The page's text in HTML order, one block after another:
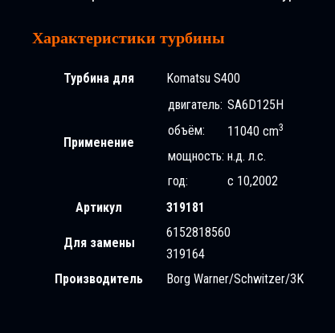
Характеристики турбины
Турбина для Komatsu S400
Применение
двигатель: SA6D125H
объём:
11040 cm3
мощность: н.д. л.с.
год:
с 10,2002
Артикул
319181
Для замены
6152818560
319164
Производитель
Borg Warner/Schwitzer/3K